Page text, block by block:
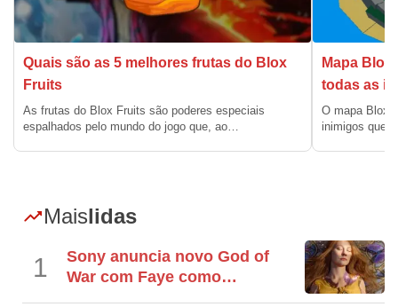
Quais são as 5 melhores frutas do Blox
Fruits
As frutas do Blox Fruits são poderes especiais
espalhados pelo mundo do jogo que, ao…
Mapa
todas as
O mapa Blox
inimigos que
Maislidas
1
Sony anuncia novo God of
War com Faye como